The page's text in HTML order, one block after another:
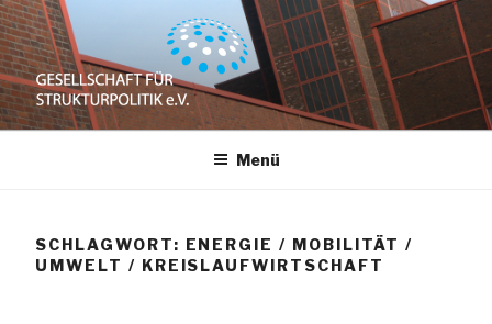
Zum
Inhalt
springen
GESELLSCHAFT
STRUKTURPOLITIK
e.V.
Menü
SCHLAGWORT: ENERGIE / MOBILITÄT /
UMWELT / KREISLAUFWIRTSCHAFT